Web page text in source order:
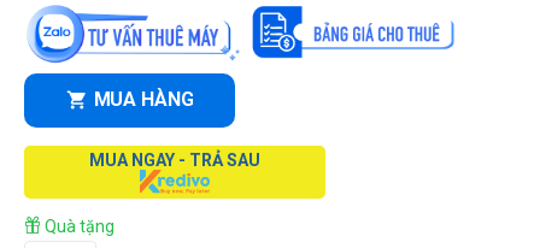
MUA HÀNG
MUA NGAY - TRẢ SAU
Quà tặng